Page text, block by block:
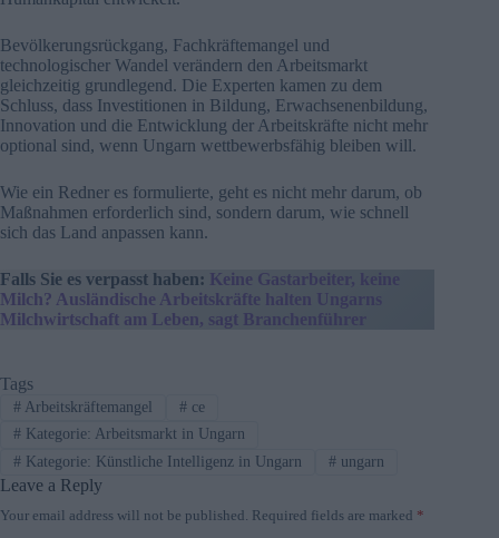
Bevölkerungsrückgang, Fachkräftemangel und
technologischer Wandel verändern den Arbeitsmarkt
gleichzeitig grundlegend. Die Experten kamen zu dem
Schluss, dass Investitionen in Bildung, Erwachsenenbildung,
Innovation und die Entwicklung der Arbeitskräfte nicht mehr
optional sind, wenn Ungarn wettbewerbsfähig bleiben will.
Wie ein Redner es formulierte, geht es nicht mehr darum, ob
Maßnahmen erforderlich sind, sondern darum, wie schnell
sich das Land anpassen kann.
Falls Sie es verpasst haben: Keine Gastarbeiter, keine
Milch? Ausländische Arbeitskräfte halten Ungarns
Milchwirtschaft am Leben, sagt Branchenführer
Tags
#Arbeitskräftemangel #ce
#Kategorie: Arbeitsmarkt in Ungarn
#Kategorie: Künstliche Intelligenz in Ungarn #ungarn
Leave a Reply
Your email address will not be published. Required fields are marked *